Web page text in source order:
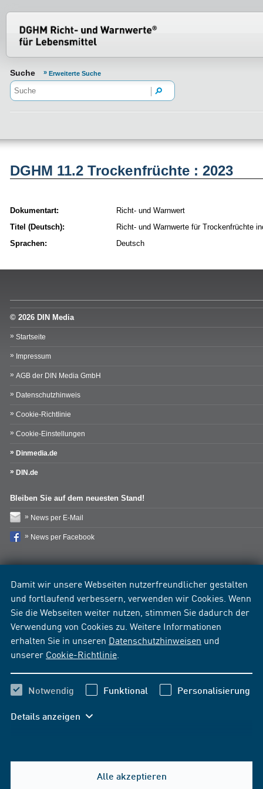
Damit wir unsere Webseiten nutzerfreundlicher gestalten
und fortlaufend verbessern, verwenden wir Cookies. Wenn
Sie die Webseiten weiter nutzen, stimmen Sie dadurch der
Verwendung von Cookies zu. Weitere Informationen
erhalten Sie in unseren Datenschutzhinweisen und
unserer Cookie-Richtlinie
Notwendig Funktional Personalisierung
Details anzeigen
Alle akzeptieren
Suche Erweiterte Suche
DGHM 11.2 Trockenfrüchte : 2023
Dokumentart:
Richt- und Warnwert
Titel (Deutsch):
Richt- und Warnwerte für Trockenfrüchte
Sprachen:
Deutsch
© 2026 DIN Media
Startseite
Impressum
AGB der DIN Media GmbH
Datenschutzhinweis
Cookie-Richtlinie
Cookie-Einstellungen
Dinmedia.de
DIN.de
Bleiben Sie auf dem neuesten Stand!
News per E-Mail
News per Facebook